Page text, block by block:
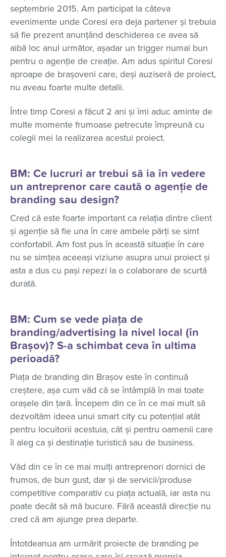
septembrie 2015. Am participat la câteva
evenimente unde Coresi era deja partener și trebuia
să fie prezent anunțând deschiderea ce avea să
aibă loc anul următor, așadar un trigger numai bun
pentru o agenție de creație. Am adus spiritul Coresi
aproape de brașoveni care, deși auziseră de proiect,
nu aveau foarte multe detalii.
Între timp Coresi a făcut 2 ani și îmi aduc aminte de
multe momente frumoase petrecute împreună cu
colegii mei la realizarea acestui proiect.
BM: Ce lucruri ar trebui să ia în vedere
un antreprenor care caută o agenție de
branding sau design?
Cred că este foarte important ca relația dintre client
și agenție să fie una în care ambele părți se simt
confortabil. Am fost pus în această situație în care
nu se simțea aceeași viziune asupra unui proiect și
asta a dus cu pași repezi la o colaborare de scurtă
durată.
BM: Cum se vede piața de
branding/advertising la nivel local (în
Brașov)? S-a schimbat ceva în ultima
perioadă?
Piața de branding din Brașov este în continuă
creștere, așa cum văd că se întâmplă în mai toate
orașele din țară. Începem din ce în ce mai mult să
dezvoltăm ideea unui smart city cu potențial atât
pentru locuitorii acestuia, cât și pentru oamenii care
îl aleg ca și destinație turistică sau de business.
Văd din ce în ce mai mulți antreprenori dornici de
frumos, de bun gust, dar și de servicii/produse
competitive comparativ cu piața actuală, iar asta nu
poate decât să mă bucure. Fără această direcție nu
cred că am ajunge prea departe.
Întotdeanua am urmărit proiecte de branding pe